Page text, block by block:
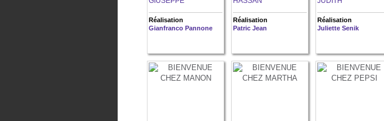
Réalisation
Gianfranco Pannone
Réalisation
Patric Jean
Réalisation
Juliette Senik